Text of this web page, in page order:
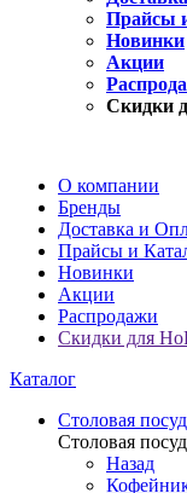
Прайсы
Новинки
Акции
Скидки
О компании
Бренды
Доставка и
Прайсы и
Новинки
Акции
Распродажи
Скидки для
Каталог
Столовая
Столовая
Назад